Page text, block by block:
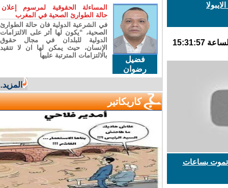
بساعات
فضيل
رضوان
المساءلة الحقوقية لمرسوم إعلان
حالة الطوارئ الصحية في المغرب
في الشرعية الدولية فان حالة الطوارئ
الصحية، “يكون لها أثر على الالتزامات
الدولية للبلدان في مجال حقوق
الإنسان، حيث يمكن لها ان لا تتقيد
بالالتزامات المترتبة عليها
المزيد...
كاريكاتير